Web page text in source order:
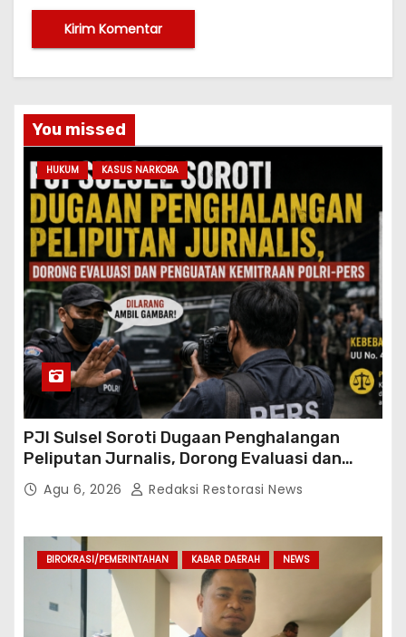
You missed
HUKUM KASUS NARKOBA
PJI Sulsel Soroti Dugaan Penghalangan
Peliputan Jurnalis, Dorong Evaluasi dan
Penguatan Kemitraan Polri-Pers
Agu 6, 2026 Redaksi Restorasi News
BIROKRASI/PEMERINTAHAN KABAR DAERAH NEWS